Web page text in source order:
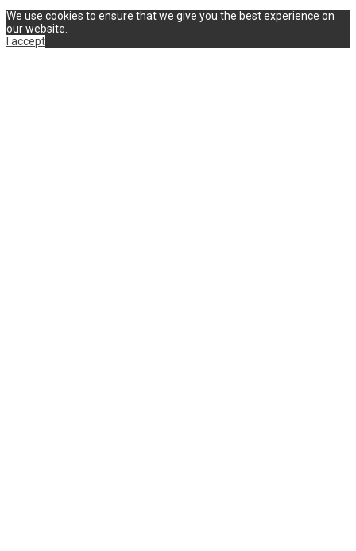
We use cookies to ensure that we give you the best experience on
our website.
I accept